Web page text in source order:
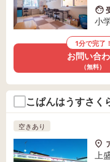
小
1分で完了！
お問い合
（無料）
こぱんはうすさく
空きあり
上